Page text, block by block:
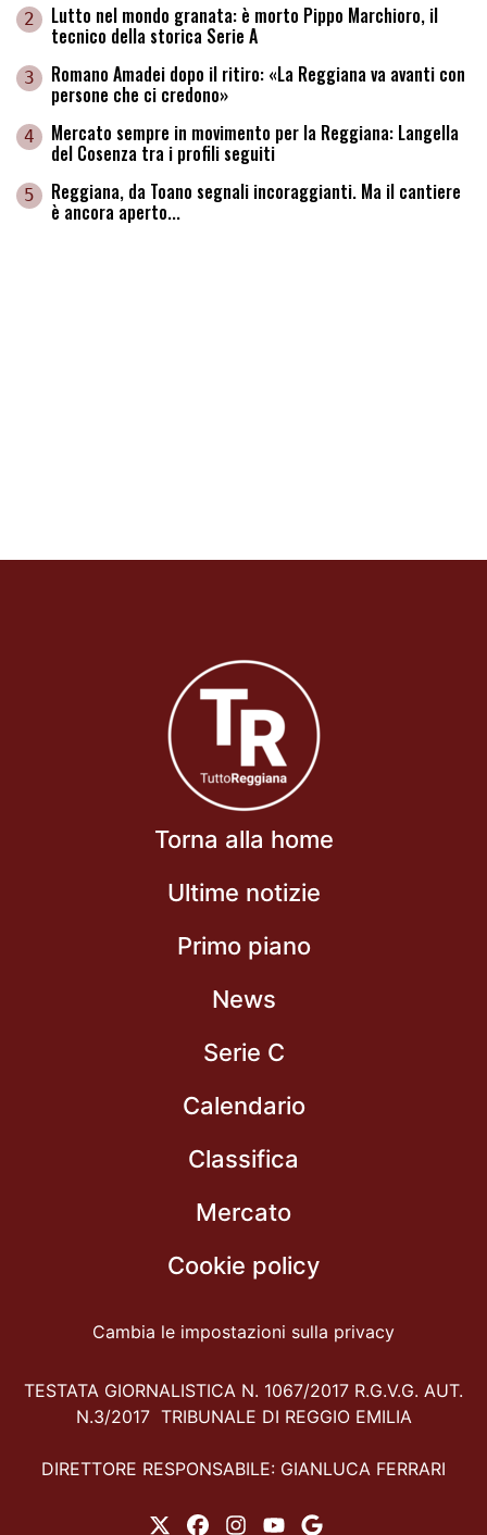
2 Lutto nel mondo granata: è morto Pippo Marchioro, il
tecnico della storica Serie A
3 Romano Amadei dopo il ritiro: «La Reggiana va avanti con
persone che ci credono»
4 Mercato sempre in movimento per la Reggiana: Langella
del Cosenza tra i profili seguiti
5 Reggiana, da Toano segnali incoraggianti. Ma il cantiere
è ancora aperto...
Torna alla home
Ultime notizie
Primo piano
News
Serie C
Calendario
Classifica
Mercato
Cookie policy
Cambia le impostazioni sulla privacy
TESTATA GIORNALISTICA N. 1067/2017 R.G.V.G. AUT.
N.3/2017 TRIBUNALE DI REGGIO EMILIA
DIRETTORE RESPONSABILE: GIANLUCA FERRARI